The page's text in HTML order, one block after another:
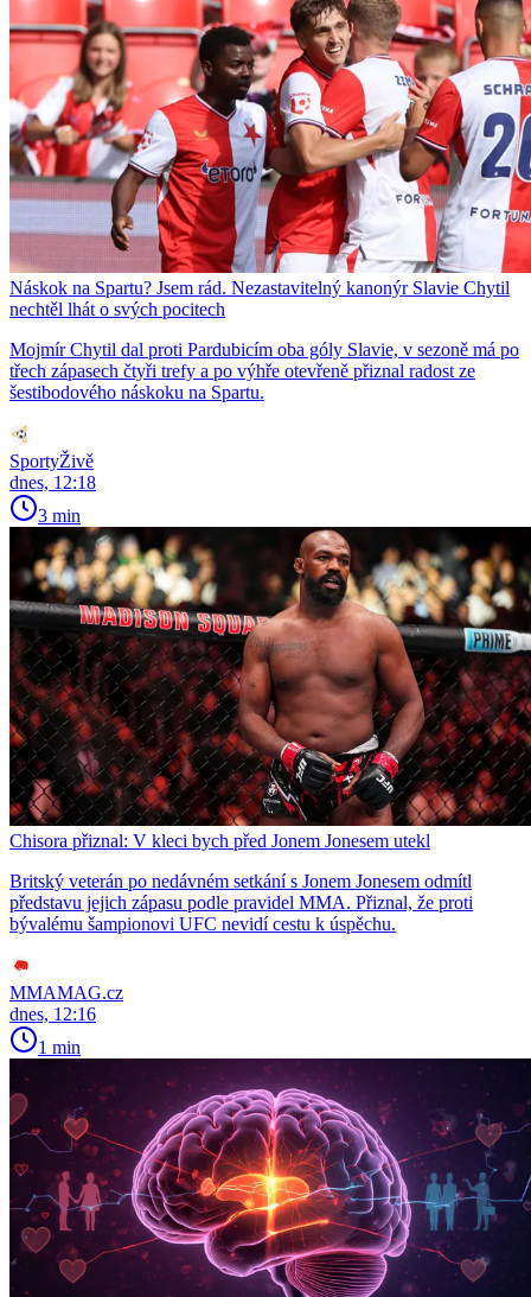
Náskok na Spartu? Jsem rád. Nezastavitelný kanonýr Slavie Chytil
nechtěl lhát o svých pocitech
Mojmír Chytil dal proti Pardubicím oba góly Slavie, v sezoně má po
třech zápasech čtyři trefy a po výhře otevřeně přiznal radost ze
šestibodového náskoku na Spartu.
SportyŽivě
dnes, 12:18
3 min
Chisora přiznal: V kleci bych před Jonem Jonesem utekl
Britský veterán po nedávném setkání s Jonem Jonesem odmítl
představu jejich zápasu podle pravidel MMA. Přiznal, že proti
bývalému šampionovi UFC nevidí cestu k úspěchu.
MMAMAG.cz
dnes, 12:16
1 min